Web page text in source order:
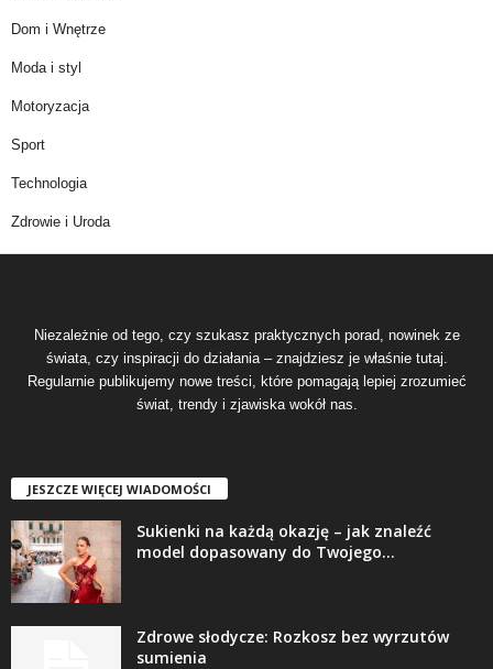
Dom i Wnętrze
Moda i styl
Motoryzacja
Sport
Technologia
Zdrowie i Uroda
Niezależnie od tego, czy szukasz praktycznych porad, nowinek ze
świata, czy inspiracji do działania – znajdziesz je właśnie tutaj.
Regularnie publikujemy nowe treści, które pomagają lepiej zrozumieć
świat, trendy i zjawiska wokół nas.
JESZCZE WIĘCEJ WIADOMOŚCI
Sukienki na każdą okazję – jak znaleźć
model dopasowany do Twojego...
Zdrowe słodycze: Rozkosz bez wyrzutów
sumienia